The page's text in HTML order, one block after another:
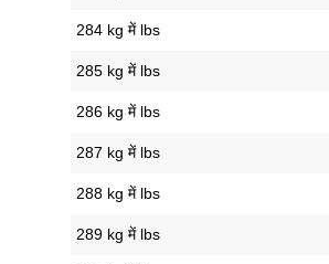
284 kg में lbs
285 kg में lbs
286 kg में lbs
287 kg में lbs
288 kg में lbs
289 kg में lbs